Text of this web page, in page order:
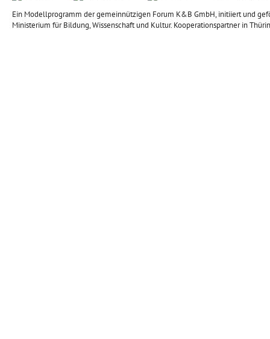
Ein Modellprogramm der gemeinnützigen Forum K&B GmbH, initiiert und
Ministerium für Bildung, Wissenschaft und Kultur. Kooperationspartner in